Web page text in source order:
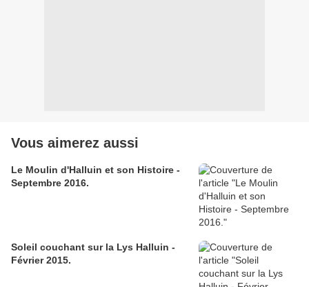
Vous aimerez aussi
Le Moulin d'Halluin et son Histoire -
Septembre 2016.
Soleil couchant sur la Lys Halluin -
Février 2015.